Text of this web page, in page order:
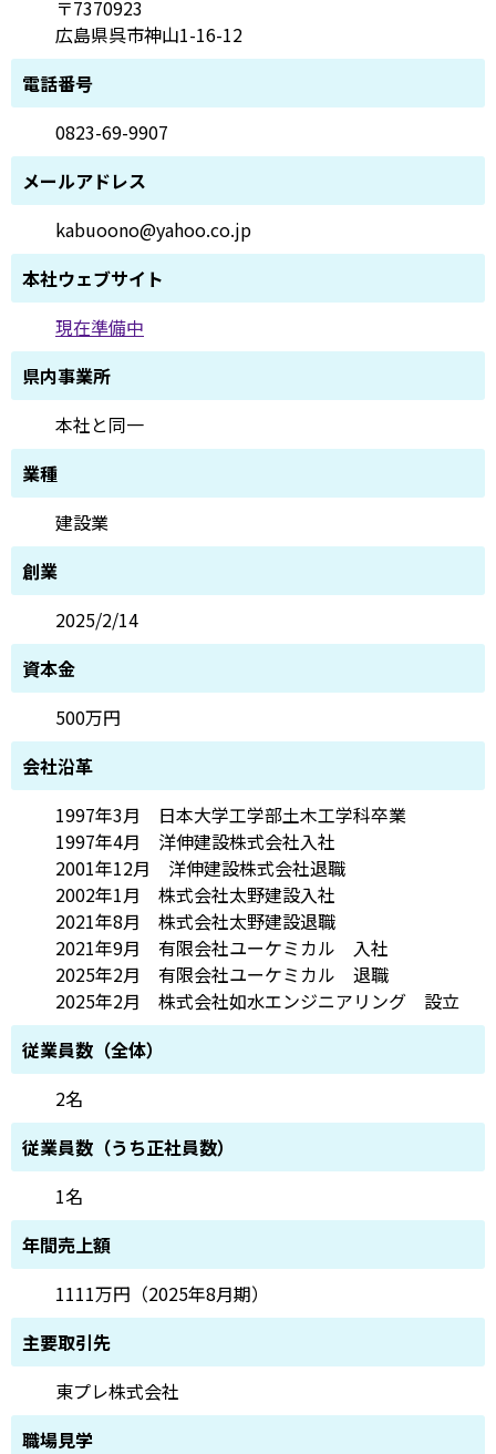
〒7370923
広島県呉市神山1-16-12
電話番号
0823-69-9907
メールアドレス
kabuoono@yahoo.co.jp
本社ウェブサイト
現在準備中
県内事業所
本社と同一
業種
建設業
創業
2025/2/14
資本金
500万円
会社沿革
1997年3月 日本大学工学部土木工学科卒業
1997年4月 洋伸建設株式会社入社
2001年12月 洋伸建設株式会社退職
2002年1月 株式会社太野建設入社
2021年8月 株式会社太野建設退職
2021年9月 有限会社ユーケミカル 入社
2025年2月 有限会社ユーケミカル 退職
2025年2月 株式会社如水エンジニアリング 設立
従業員数（全体）
2名
従業員数（うち正社員数）
1名
年間売上額
1111万円（2025年8月期）
主要取引先
東プレ株式会社
職場見学